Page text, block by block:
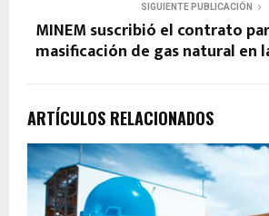
SIGUIENTE PUBLICACIÓN
MINEM suscribió el contrato
masificación de gas natural en
ARTÍCULOS RELACIONADOS